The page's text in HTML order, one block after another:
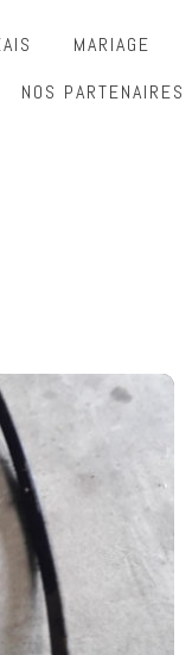
MARIAGE
NOS PARTENAIRES